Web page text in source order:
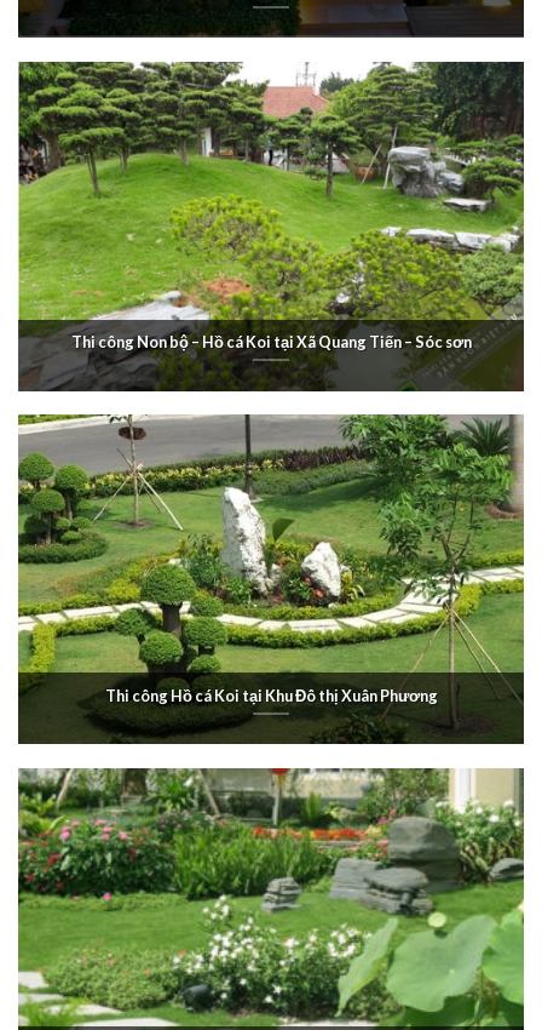
Thi công Non bộ – Hồ cá Koi tại Xã Quang Tiến – Sóc sơn
Thi công Hồ cá Koi tại Khu Đô thị Xuân Phương